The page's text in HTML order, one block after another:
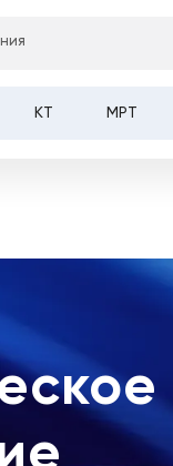
КТ МРТ